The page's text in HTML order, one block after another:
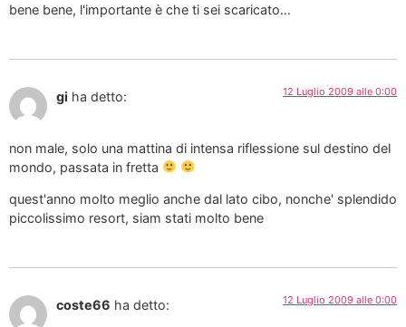
bene bene, l'importante è che ti sei scaricato…
gi ha detto: 12 Luglio 2009 alle 0:00
non male, solo una mattina di intensa riflessione sul destino del
mondo, passata in fretta
quest'anno molto meglio anche dal lato cibo, nonche' splendido
piccolissimo resort, siam stati molto bene
coste66 ha detto: 12 Luglio 2009 alle 0:00